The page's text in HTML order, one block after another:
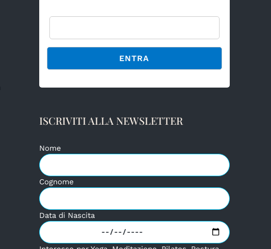
ISCRIVITI ALLA NEWSLETTER
Nome
Cognome
Data di Nascita